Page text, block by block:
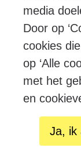
media
Door op
cookies
op ‘Alle
met het
en
Ja, ik